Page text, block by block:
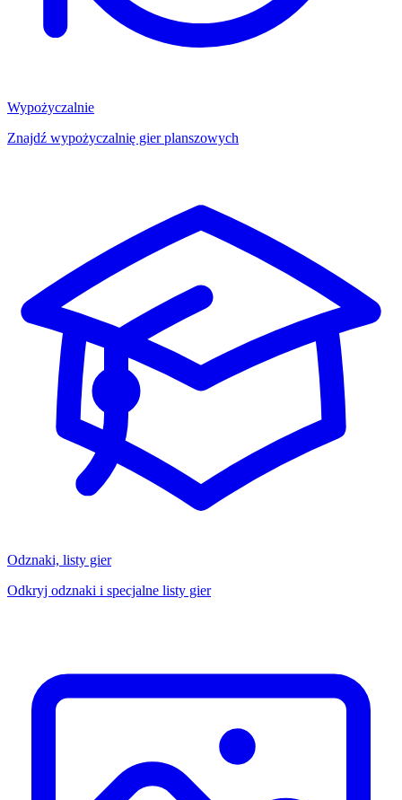
Wypożyczalnie
Znajdź wypożyczalnię gier planszowych
Odznaki, listy gier
Odkryj odznaki i specjalne listy gier